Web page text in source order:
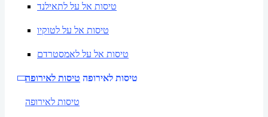
טיסות אל על לתאילנד
טיסות אל על לטוקיו
טיסות אל על לאמסטרדם
טיסות לאירופה טיסות לאירופה
טיסות לאירופה